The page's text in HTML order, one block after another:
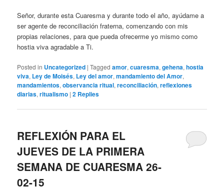
Señor, durante esta Cuaresma y durante todo el año, ayúdame a
ser agente de reconciliación fraterna, comenzando con mis
propias relaciones, para que pueda ofrecerme yo mismo como
hostia viva agradable a Ti.
Posted in Uncategorized |Tagged amor,cuaresma,gehena,hostia
viva, Ley de Moisés, Ley del amor,mandamiento del Amor,
mandamientos,observancia ritual,reconciliación,reflexiones
diarias,ritualismo |2 Replies
REFLEXIÓN PARA EL
JUEVES DE LA PRIMERA
SEMANA DE CUARESMA 26-
02-15